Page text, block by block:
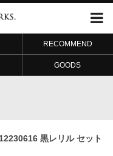
RECOMMEND
GOODS
黒レリル セット